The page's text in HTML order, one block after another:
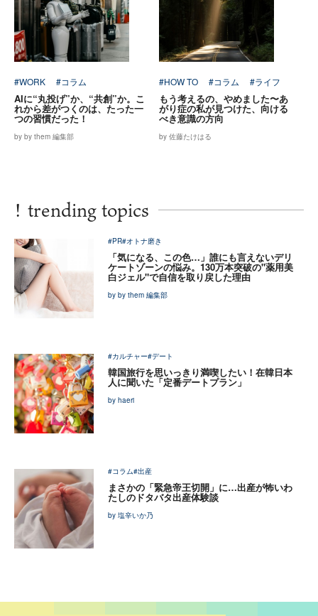
#WORK #コラム
AIに“丸投げ”か、“共創”か。こ
れから差がつくのは、たった一
つの習慣だった！
by by them 編集部
#HOW TO #コラム #ライフ
もう考えるの、やめました〜あ
がり症の私が見つけた、向ける
べき意識の方向
by 佐藤たけはる
! trending topics
#PR#オトナ磨き
「気になる、この色…」誰にも言えないデリ
ケートゾーンの悩み。130万本突破の"薬用美
白ジェル"で自信を取り戻した理由
by by them 編集部
#カルチャー#デート
韓国旅行を思いっきり満喫したい！在韓日本
人に聞いた「定番デートプラン」
by haeri
#コラム#出産
まさかの「緊急帝王切開」に…出産が怖いわ
たしのドタバタ出産体験談
by 塩辛いか乃